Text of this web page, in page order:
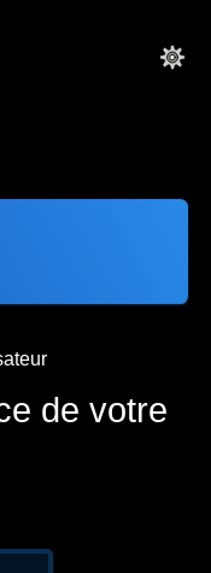
de votre